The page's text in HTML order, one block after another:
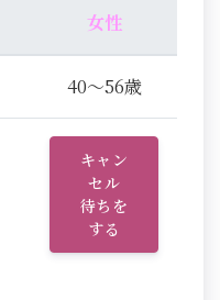
女性
40～56歳
キャン
セル
待ちを
する